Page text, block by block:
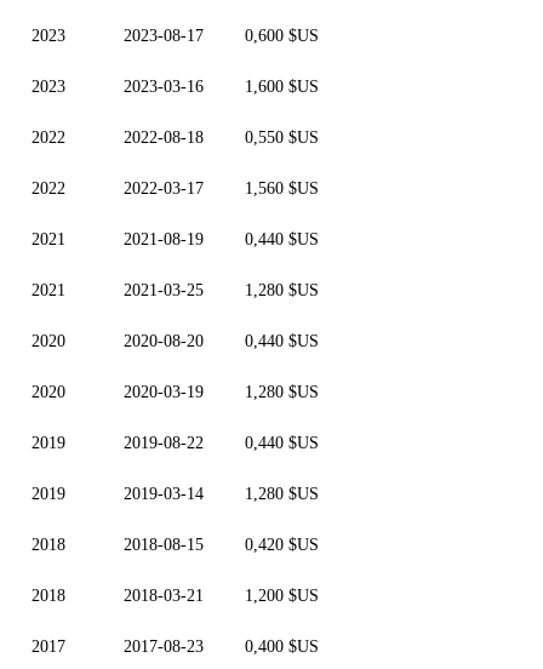
2023 2023-08-17 0,600 $US
2023 2023-03-16 1,600 $US
2022 2022-08-18 0,550 $US
2022 2022-03-17 1,560 $US
2021 2021-08-19 0,440 $US
2021 2021-03-25 1,280 $US
2020 2020-08-20 0,440 $US
2020 2020-03-19 1,280 $US
2019 2019-08-22 0,440 $US
2019 2019-03-14 1,280 $US
2018 2018-08-15 0,420 $US
2018 2018-03-21 1,200 $US
2017 2017-08-23 0,400 $US